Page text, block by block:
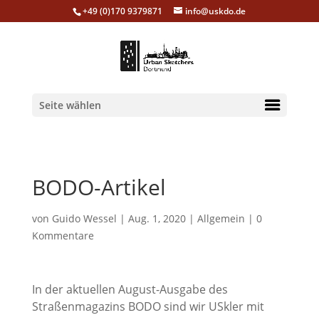
+49 (0)170 9379871 info@uskdo.de
Seite wählen
BODO-Artikel
von Guido Wessel | Aug. 1, 2020| Allgemein | 0
Kommentare
In der aktuellen August-Ausgabe des
Straßenmagazins BODO sind wir USkler mit